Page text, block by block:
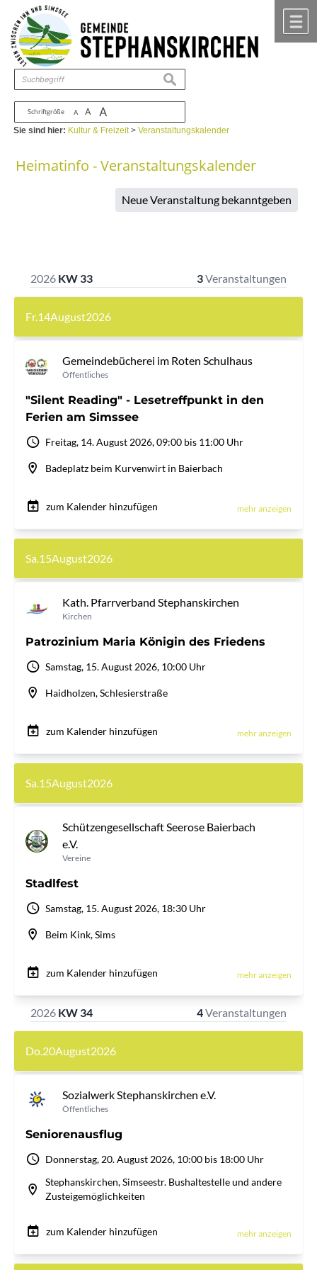
Zum Inhalt ,zur Navigation
Schriftgröße A A A
suchen
Sie sind hier: Kultur & Freizeit>Veranstaltungskalender
Heimatinfo - Veranstaltungskalender